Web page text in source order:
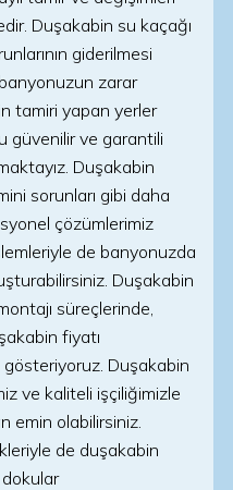
Duşakabin su kaçağı
giderilmesi
zarar
tamiri yapan yerler
güvenilir ve garantili
Duşakabin
sorunları gibi daha
çözümlerimiz
de banyonuzda
Duşakabin
süreçlerinde,
fiyatı
Duşakabin
ve kaliteli işçiliğimizle
emin olabilirsiniz.
de duşakabin
dokular